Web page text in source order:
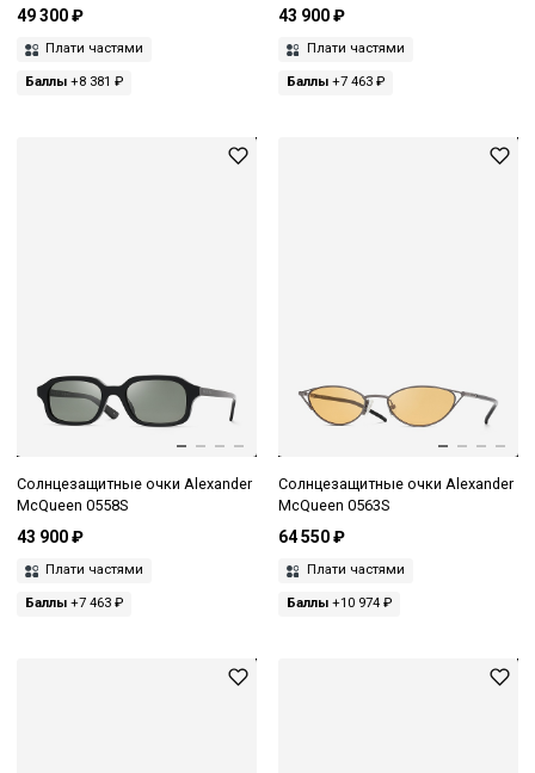
49 300 ₽
Плати частями
Баллы +8 381 ₽
43 900 ₽
Плати частями
Баллы+7 463 ₽
Солнцезащитные очки Alexander
McQueen 0558S
43 900 ₽
Плати частями
Баллы +7 463 ₽
Солнцезащитные очки Alexander
McQueen 0563S
64 550 ₽
Плати частями
Баллы+10 974 ₽